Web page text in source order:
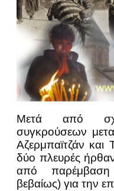
Μετά από
συγκρούσεων
Αζερμπαϊτζάν και
δύο πλευρές
από
βεβαίως) για την